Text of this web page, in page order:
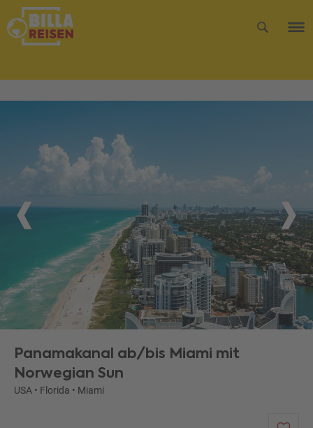
Panamakanal ab/bis Miami mit
Norwegian Sun
USA • Florida • Miami